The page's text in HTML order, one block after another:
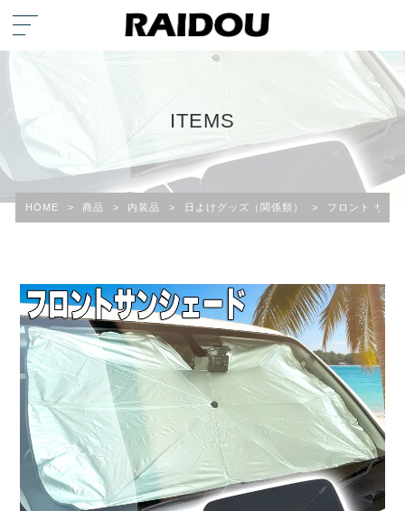
ITEMS
HOME > 商品 > 内装品 > 日よけグッズ（関係類） > フロント サン